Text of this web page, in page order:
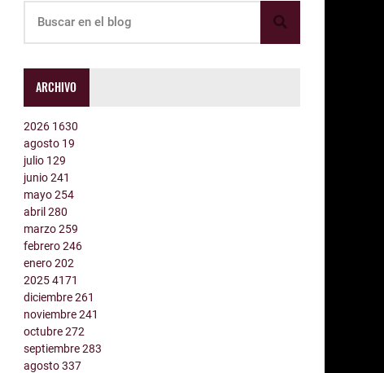
ARCHIVO
2026 1630
agosto 19
julio 129
junio241
mayo254
abril280
marzo259
febrero246
enero202
20254171
diciembre261
noviembre241
octubre272
septiembre283
agosto337